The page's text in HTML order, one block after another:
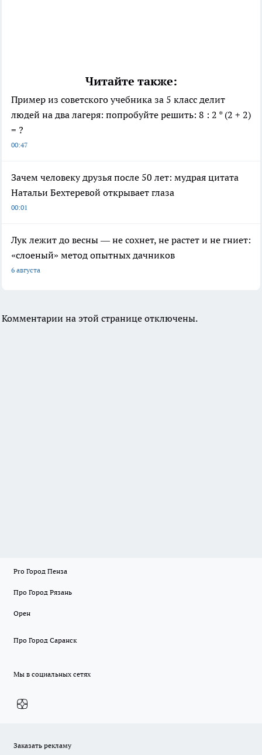
Читайте также:
Пример из советского учебника за 5 класс делит
людей на два лагеря: попробуйте решить: 8 : 2 * (2 + 2)
= ?
00:47
Зачем человеку друзья после 50 лет: мудрая цитата
Натальи Бехтеревой открывает глаза
00:01
Лук лежит до весны — не сохнет, не растет и не гниет:
«слоеный» метод опытных дачников
6 августа
Комментарии на этой странице отключены.
Pro Город Пенза
Про Город Рязань
Орен
Про Город Саранск
Мы в социальных сетях
Заказать рекламу